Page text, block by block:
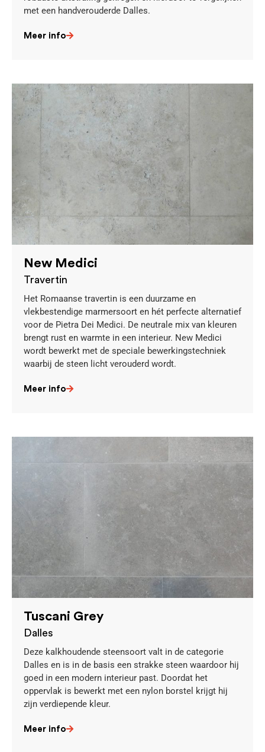
met een handverouderde Dalles.
Meer info
New Medici
Travertin
Het Romaanse travertin is een duurzame en
vlekbestendige marmersoort en hét perfecte alternatief
voor de Pietra Dei Medici. De neutrale mix van kleuren
brengt rust en warmte in een interieur. New Medici
wordt bewerkt met de speciale bewerkingstechniek
waarbij de steen licht verouderd wordt.
Meer info
Tuscani Grey
Dalles
Deze kalkhoudende steensoort valt in de categorie
Dalles en is in de basis een strakke steen waardoor hij
goed in een modern interieur past. Doordat het
oppervlak is bewerkt met een nylon borstel krijgt hij
zijn verdiepende kleur.
Meer info